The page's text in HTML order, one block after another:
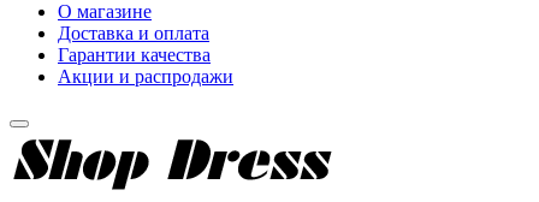
О магазине
Доставка и оплата
Гарантии качества
Акции и распродажи